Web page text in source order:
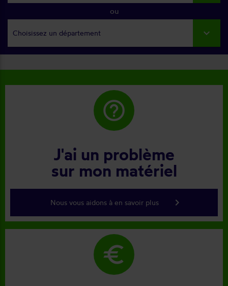
ou
Choisissez un département
help_outline
J'ai un problème
sur mon matériel
Nous vous aidons à en savoir plus keyboard_arrow_right
euro